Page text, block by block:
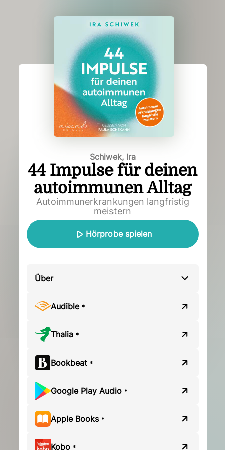
Schiwek, Ira
44 Impulse für deinen
autoimmunen Alltag
Autoimmunerkrankungen langfristig
meistern
Hörprobe spielen
Über
Audible *
Thalia *
Bookbeat *
Google Play Audio *
Apple Books *
Kobo *